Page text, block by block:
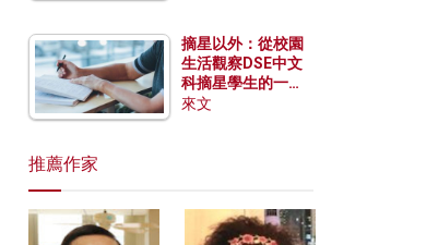
摘星以外：從校園
生活觀察DSE中文
科摘星學生的一點
特質
來文
推薦作家